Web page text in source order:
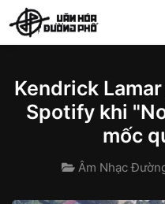
Kendrick
Spotify khi
mốc
Âm Nhạc